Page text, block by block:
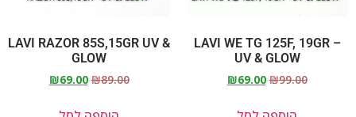
LAVI WE TG 125F, 19GR –
UV & GLOW
₪99.00
₪69.00
LAVI RAZOR 85S,15GR UV &
GLOW
₪89.00
₪69.00